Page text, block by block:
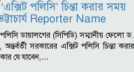
পলিসি’ চিন্তা করার সময়
Reporter Name
ডায়ালগের (সিপিডি) সম্মানীয় ফেলো ড.
অন্তর্বর্তী সরকারের এক্সিট পলিসি চিন্তা করার
যে যাবেন,…